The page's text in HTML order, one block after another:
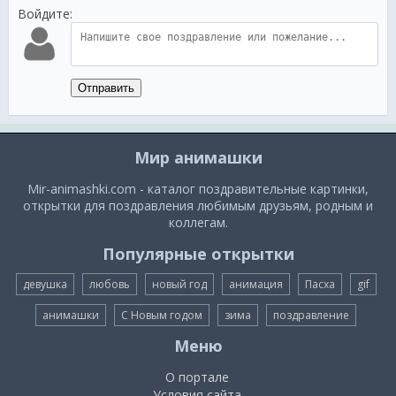
Войдите:
Отправить
Мир анимашки
Mir-animashki.com - каталог поздравительные картинки,
открытки для поздравления любимым друзьям, родным и
коллегам.
Популярные открытки
девушка любовь новый год анимация Пасха gif
анимашки С Новым годом зима поздравление
Меню
О портале